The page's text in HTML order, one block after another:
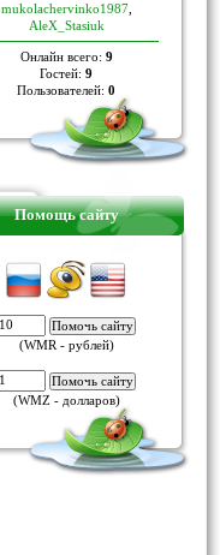
mukolachervinko1987,
AleX_Stasiuk
Онлайн всего: 9
Гостей: 9
Пользователей: 0
Помощь сайту
(WMR - рублей)
(WMZ - долларов)